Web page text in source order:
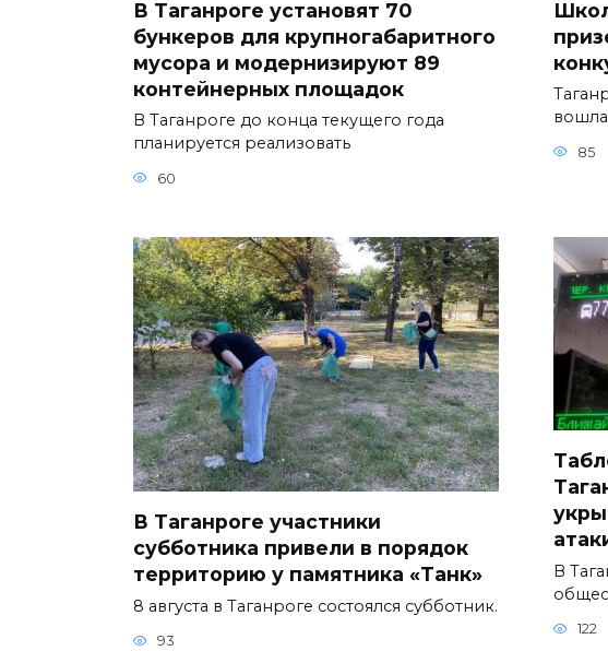
В Таганроге установят 70
бункеров для крупногабаритного
мусора и модернизируют 89
контейнерных площадок
В Таганроге до конца текущего года
планируется реализовать
60
85
В Таганроге участники
субботника привели в порядок
территорию у памятника «Танк»
8 августа в Таганроге состоялся субботник.
93
В
122